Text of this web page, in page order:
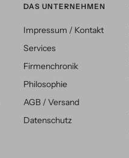
DAS UNTERNEHMEN
Impressum / Kontakt
Services
Firmenchronik
Philosophie
AGB / Versand
Datenschutz